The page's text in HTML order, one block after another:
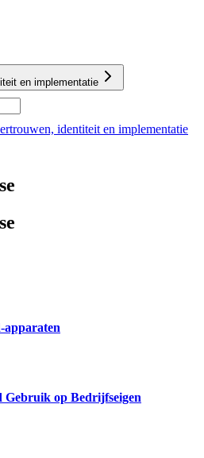
en implementatie
identiteit en implementatie
apparaten
Gebruik op Bedrijfseigen